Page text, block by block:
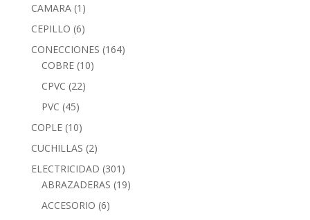
CAMARA (1)
CEPILLO (6)
CONECCIONES (164)
COBRE (10)
CPVC (22)
PVC (45)
COPLE (10)
CUCHILLAS (2)
ELECTRICIDAD (301)
ABRAZADERAS (19)
ACCESORIO (6)